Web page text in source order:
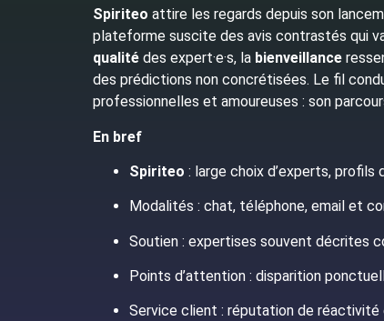
Spiriteo attire les regards depuis son
plateforme suscite des avis contrastés qui
qualité des expert·e·s, la bienveillance
des prédictions non concrétisées. Le fil
professionnelles et amoureuses : son
En bref
Spiriteo : large choix d’experts,
Modalités : chat, téléphone, email et
Soutien : expertises souvent décrites
Points d’attention : disparition
Service client : réputation de réactivité